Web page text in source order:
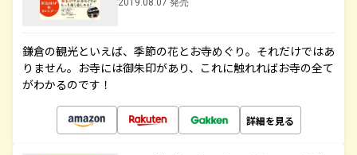
2019.08.07 発売
鎌倉の観光といえば、季節の花とお寺めぐり。それだけではあ
りません。お寺には御朱印があり、これに触れればお寺の全て
がわかるのです！
詳細を見る